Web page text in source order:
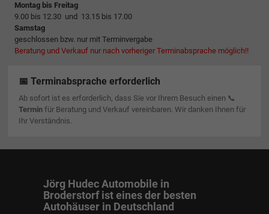
Montag bis Freitag
9.00 bis 12.30 und 13.15 bis 17.00
Samstag
geschlossen bzw. nur mit Terminvergabe
Beratung und Verkauf nur nach vorheriger Terminabsprache möglich!!
📅 Terminabsprache erforderlich
Ab sofort ist es erforderlich, dass Sie vor Ihrem Besuch einen 📞
Terminfür Beratung und Verkauf vereinbaren. Wir danken Ihnen für
Ihr Verständnis.
Jörg Hudec Automobile in
Broderstorf ist eines der besten
Autohäuser in Deutschland